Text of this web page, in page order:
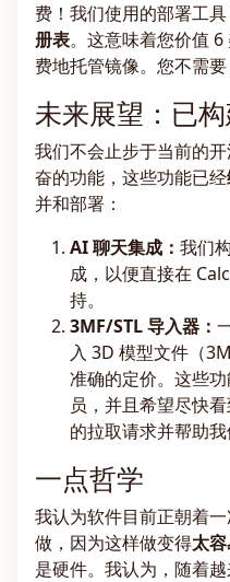
费！我们使用的部署工具
册表。这意味着您价值 6
费地托管镜像。您不需要
未来展望：已
我们不会止步于当前的
奋的功能，这些功能已经
并和部署：
AI 聊天集成： 我们
成，以便直接在
持。
3MF/STL 导入器：
入 3D 模型文件（
准确的定价。这些
员，并且希望尽快
的拉取请求并帮助我
一点哲学
我认为软件目前正朝着
做，因为这样做变得太
是硬件。我认为，随着